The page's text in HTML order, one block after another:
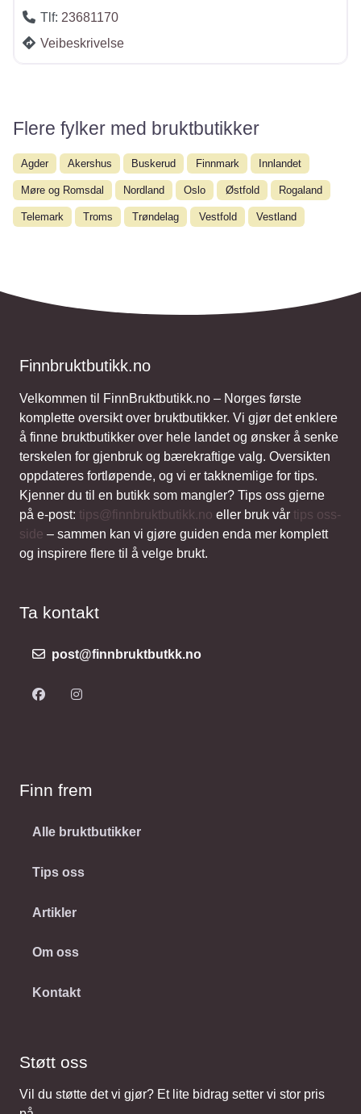
Tlf: 23681170
Veibeskrivelse
Flere fylker med bruktbutikker
Agder Akershus Buskerud Finnmark Innlandet
Møre og Romsdal Nordland Oslo Østfold Rogaland
Telemark Troms Trøndelag Vestfold Vestland
Finnbruktbutikk.no
Velkommen til FinnBruktbutikk.no – Norges første
komplette oversikt over bruktbutikker. Vi gjør det enklere
å finne bruktbutikker over hele landet og ønsker å senke
terskelen for gjenbruk og bærekraftige valg. Oversikten
oppdateres fortløpende, og vi er takknemlige for tips.
Kjenner du til en butikk som mangler? Tips oss gjerne
på e-post: tips@finnbruktbutikk.no eller bruk vår tips oss-
side – sammen kan vi gjøre guiden enda mer komplett
og inspirere flere til å velge brukt.
Ta kontakt
post@finnbruktbutkk.no
Finn frem
Alle bruktbutikker
Tips oss
Artikler
Om oss
Kontakt
Støtt oss
Vil du støtte det vi gjør? Et lite bidrag setter vi stor pris